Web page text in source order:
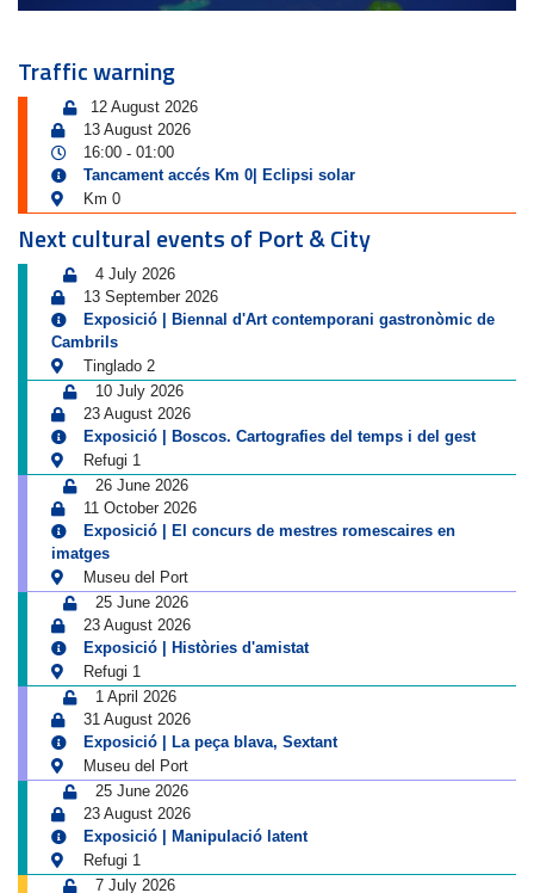
Traffic warning
12 August 2026
13 August 2026
16:00 - 01:00
Tancament accés Km 0| Eclipsi solar
Km 0
Next cultural events of Port & City
4 July 2026
13 September 2026
Exposició | Biennal d'Art contemporani gastronòmic de
Cambrils
Tinglado 2
10 July 2026
23 August 2026
Exposició | Boscos. Cartografies del temps i del gest
Refugi 1
26 June 2026
11 October 2026
Exposició | El concurs de mestres romescaires en
imatges
Museu del Port
25 June 2026
23 August 2026
Exposició | Històries d'amistat
Refugi 1
1 April 2026
31 August 2026
Exposició | La peça blava, Sextant
Museu del Port
25 June 2026
23 August 2026
Exposició | Manipulació latent
Refugi 1
7 July 2026